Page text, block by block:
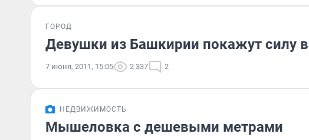
ГОРОД
Девушки из Башкирии покажут силу
7 июня, 2011, 15:05 2 337 2
НЕДВИЖИМОСТЬ
Мышеловка с дешевыми метрами